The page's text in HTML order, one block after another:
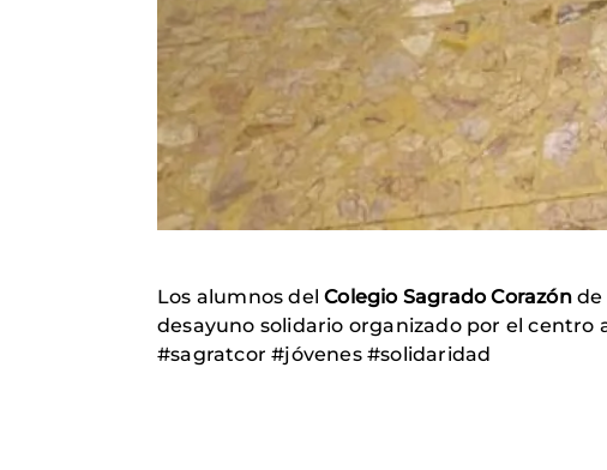
Los alumnos delColegio Sagrado Corazónde
desayuno solidario organizado por el centro
#sagratcor #jóvenes #solidaridad